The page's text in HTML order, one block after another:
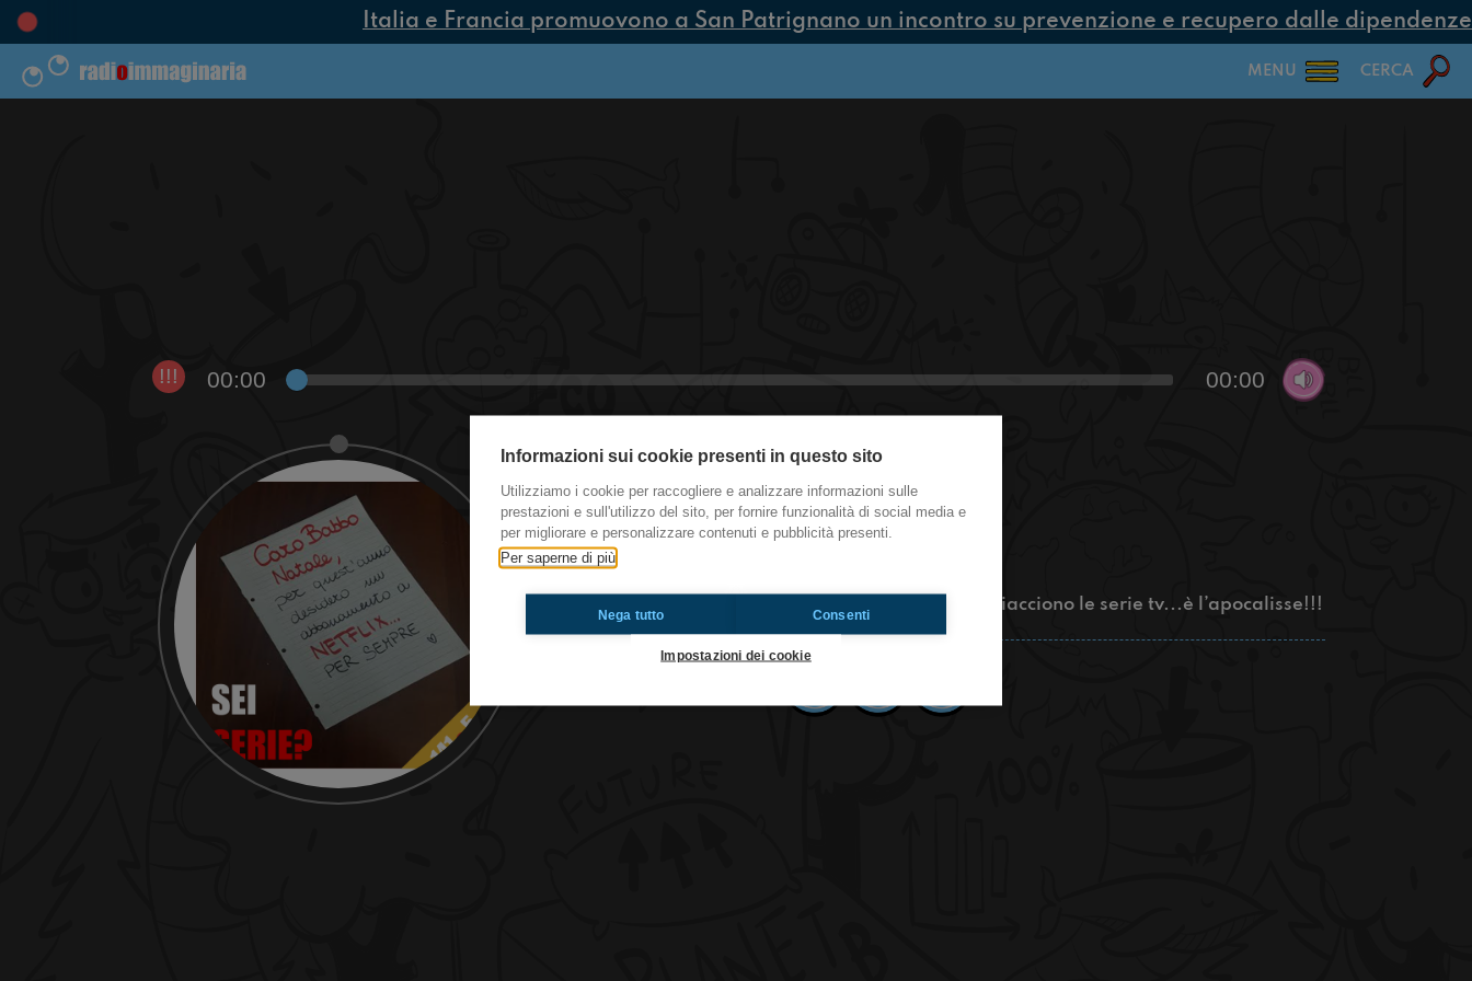
Italia e Francia promuovono a San Patrignano un incontro su prevenzione e recupero dalle dipendenze
MENU CERCA
!!! 00:00 00:00
#141e5 Sei Serie? p11
Dopo tutto questo tempo, ancora a qualcuno non piacciono le serie tv...è l’apocalisse!!!
Informazioni sui cookie presenti in questo sito
Utilizziamo i cookie per raccogliere e analizzare informazioni sulle
prestazioni e sull'utilizzo del sito, per fornire funzionalità di social media e
per migliorare e personalizzare contenuti e pubblicità presenti.
Per saperne di più
Nega tutto Consenti
Impostazioni dei cookie